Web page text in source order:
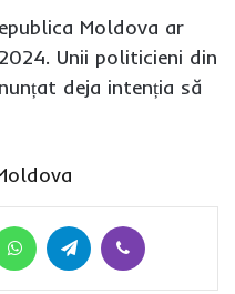
Moldova ar
Unii politicieni din
deja intenția să
WhatsAppTelegram